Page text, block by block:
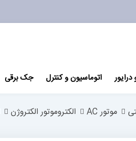
درایور اتوماسیون و کنترل جک برقی
موتور AC الکتروموتور الکتروژن